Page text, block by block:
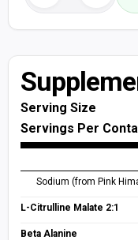
Vị Cam Quà
Vị Cam/
Combo Abe
Dừa Tắc/
Serving Size
Servings Per
Sodium (from Pink
L-Citrulline Malate 2:1
Beta Alanine